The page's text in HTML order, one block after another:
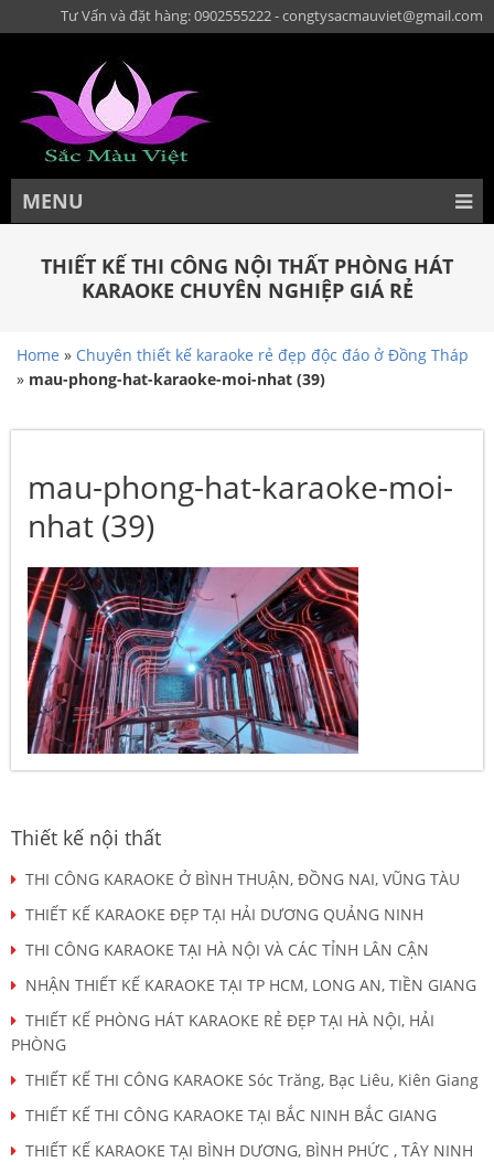
Tư Vấn và đặt hàng: 0902555222 - congtysacmauviet@gmail.com
MENU
THIẾT KẾ THI CÔNG NỘI THẤT PHÒNG HÁT
KARAOKE CHUYÊN NGHIỆP GIÁ RẺ
Home » Chuyên thiết kế karaoke rẻ đẹp độc đáo ở Đồng Tháp
» mau-phong-hat-karaoke-moi-nhat (39)
mau-phong-hat-karaoke-moi-
nhat (39)
Thiết kế nội thất
THI CÔNG KARAOKE Ở BÌNH THUẬN, ĐỒNG NAI, VŨNG TÀU
THIẾT KẾ KARAOKE ĐẸP TẠI HẢI DƯƠNG QUẢNG NINH
THI CÔNG KARAOKE TẠI HÀ NỘI VÀ CÁC TỈNH LÂN CẬN
NHẬN THIẾT KẾ KARAOKE TẠI TP HCM, LONG AN, TIỀN GIANG
THIẾT KẾ PHÒNG HÁT KARAOKE RẺ ĐẸP TẠI HÀ NỘI, HẢI
PHÒNG
THIẾT KẾ THI CÔNG KARAOKE Sóc Trăng, Bạc Liêu, Kiên Giang
THIẾT KẾ THI CÔNG KARAOKE TẠI BẮC NINH BẮC GIANG
THIẾT KẾ KARAOKE TẠI BÌNH DƯƠNG, BÌNH PHỨC , TÂY NINH